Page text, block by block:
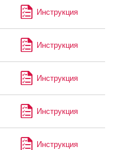
Инструкция
Инструкция
Инструкция
Инструкция
Инструкция